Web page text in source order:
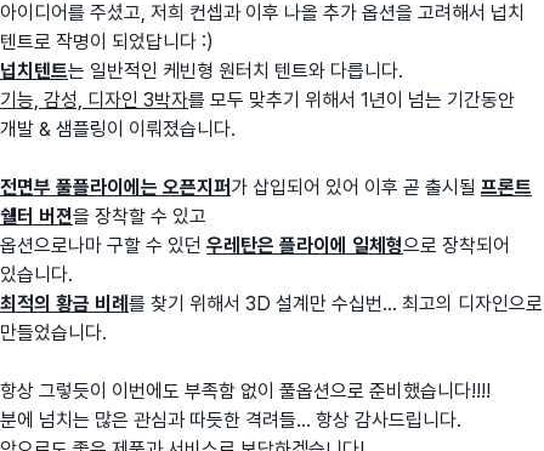
아이디어를 주셨고, 저희 컨셉과 이후 나올 추가 옵션을 고려해서 넙치
텐트로 작명이 되었답니다 :)
넙치텐트는 일반적인 케빈형 원터치 텐트와 다릅니다.
기능, 감성, 디자인 3박자를 모두 맞추기 위해서 1년이 넘는 기간동안
개발 & 샘플링이 이뤄졌습니다.
전면부 풀플라이에는 오픈지퍼 가 삽입되어 있어 이후 곧 출시될 프론트
쉘터 버젼을 장착할 수 있고
옵션으로나마 구할 수 있던 우레탄은 플라이에 일체형으로 장착되어
있습니다.
최적의 황금 비례 를 찾기 위해서 3D 설계만 수십번... 최고의 디자인으로
만들었습니다.
항상 그렇듯이 이번에도 부족함 없이 풀옵션으로 준비했습니다!!!!
분에 넘치는 많은 관심과 따듯한 격려들... 항상 감사드립니다.